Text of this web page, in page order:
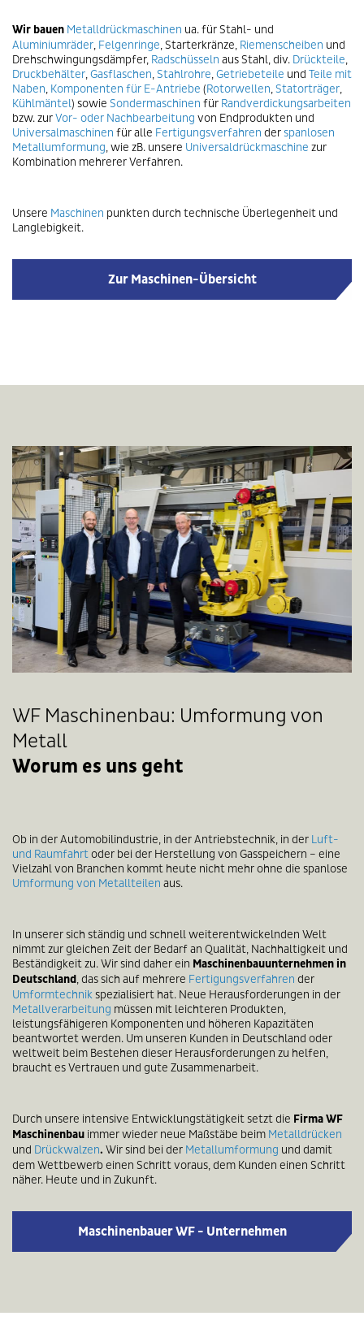
Wir bauen Metalldrückmaschinen ua. für Stahl- und
Aluminiumräder Felgenringe , Starterkränze, Riemenscheiben und
Drehschwingungsdämpfer, Radschüsseln aus Stahl, div. Drückteile
Druckbehälter Gasflaschen Stahlrohre Getriebeteile und Teile mit
Naben Komponenten für E-Antriebe (Rotorwellen Statorträger
Kühlmäntel) sowie Sondermaschinen für Randverdickungsarbeiten
bzw. zurVor- oder Nachbearbeitung von Endprodukten und
Universalmaschinen für alle Fertigungsverfahren der spanlosen
Metallumformung , wie zB. unsere Universaldrückmaschine zur
Kombination mehrerer Verfahren.
Unsere Maschinen punkten durch technische Überlegenheit und
Langlebigkeit.
Zur Maschinen-Übersicht
WF Maschinenbau: Umformung von
Metall
Worum es uns geht
Ob in der Automobilindustrie, in der Antriebstechnik, in der Luft-
und Raumfahrt oder bei der Herstellung von Gasspeichern – eine
Vielzahl von Branchen kommt heute nicht mehr ohne die spanlose
Umformung von Metallteilen aus.
In unserer sich ständig und schnell weiterentwickelnden Welt
nimmt zur gleichen Zeit der Bedarf an Qualität, Nachhaltigkeit und
Beständigkeit zu. Wir sind daher ein Maschinenbauunternehmen in
Deutschland , das sich auf mehrere Fertigungsverfahren der
Umformtechnik spezialisiert hat. Neue Herausforderungen in der
Metallverarbeitung müssen mit leichteren Produkten,
leistungsfähigeren Komponenten und höheren Kapazitäten
beantwortet werden. Um unseren Kunden in Deutschland oder
weltweit beim Bestehen dieser Herausforderungen zu helfen,
braucht es Vertrauen und gute Zusammenarbeit.
Durch unsere intensive Entwicklungstätigkeit setzt die Firma WF
Maschinenbau immer wieder neue Maßstäbe beim Metalldrücken
und Drückwalzen. Wir sind bei der Metallumformung und damit
dem Wettbewerb einen Schritt voraus, dem Kunden einen Schritt
näher. Heute und in Zukunft.
Maschinenbauer WF - Unternehmen